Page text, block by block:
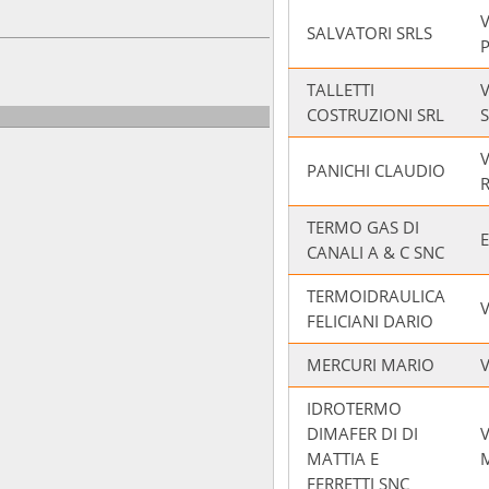
SALVATORI SRLS
TALLETTI
COSTRUZIONI SRL
PANICHI CLAUDIO
TERMO GAS DI
CANALI A & C SNC
TERMOIDRAULICA
FELICIANI DARIO
MERCURI MARIO
IDROTERMO
DIMAFER DI DI
MATTIA E
FERRETTI SNC